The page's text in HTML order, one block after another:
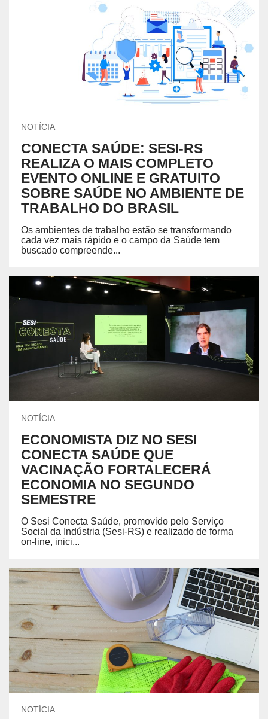
NOTÍCIA
CONECTA SAÚDE: SESI-RS
REALIZA O MAIS COMPLETO
EVENTO ONLINE E GRATUITO
SOBRE SAÚDE NO AMBIENTE DE
TRABALHO DO BRASIL
Os ambientes de trabalho estão se transformando
cada vez mais rápido e o campo da Saúde tem
buscado compreende...
NOTÍCIA
ECONOMISTA DIZ NO SESI
CONECTA SAÚDE QUE
VACINAÇÃO FORTALECERÁ
ECONOMIA NO SEGUNDO
SEMESTRE
O Sesi Conecta Saúde, promovido pelo Serviço
Social da Indústria (Sesi-RS) e realizado de forma
on-line, inici...
NOTÍCIA